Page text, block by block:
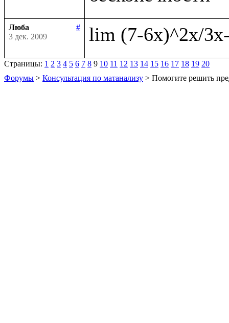
Люба
#
3 дек. 2009
Страницы: 1 2 3 4 5 6 7 8 9 10 11 12 13 14 15 16 17 18 19 20
Форумы > Консультация по матанализу > Помогите решить